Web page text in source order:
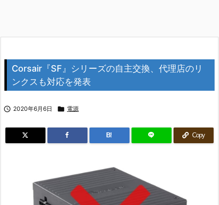
Corsair『SF』シリーズの自主交換、代理店のリ
ンクスも対応を発表
 2020年6月6日  電源
B! Copy